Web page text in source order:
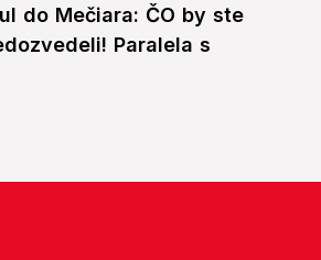
do Mečiara: ČO by ste
Paralela s